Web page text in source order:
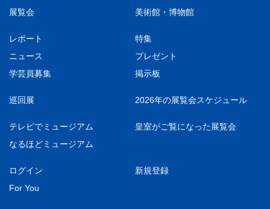
展覧会 美術館・博物館
レポート
特集
ニュース
プレゼント
学芸員募集
掲示板
巡回展 2026年の展覧会スケジュール
テレビでミュージアム
皇室がご覧になった展覧会
なるほどミュージアム
ログイン
新規登録
For You